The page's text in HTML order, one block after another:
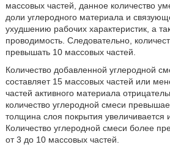
массовых частей, данное количество
доли углеродного материала и
ухудшению рабочих характеристик, а
проводимость. Следовательно,
превышать 10 массовых частей.
Количество добавленной углеродной
составляет 15 массовых частей или
частей активного материала
количество углеродной смеси
толщина слоя покрытия
Количество углеродной смеси более
от 3 до 10 массовых частей.